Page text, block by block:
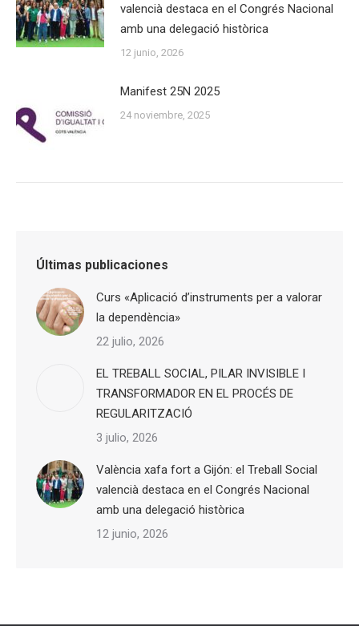
valencià destaca en el Congrés Nacional
amb una delegació històrica
12 junio, 2026
Manifest 25N 2025
24 noviembre, 2025
Últimas publicaciones
Curs «Aplicació d’instruments per a valorar
la dependència»
22 julio, 2026
EL TREBALL SOCIAL, PILAR INVISIBLE I
TRANSFORMADOR EN EL PROCÉS DE
REGULARITZACIÓ
3 julio, 2026
València xafa fort a Gijón: el Treball Social
valencià destaca en el Congrés Nacional
amb una delegació històrica
12 junio, 2026